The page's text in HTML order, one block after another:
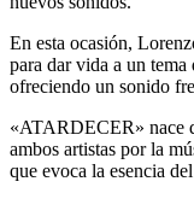
En esta ocasión,
para dar vida a un
ofreciendo un sonido
«ATARDECER» nace
ambos artistas por la
que evoca la esencia